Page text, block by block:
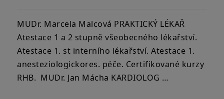
MUDr. Marcela Malcová PRAKTICKÝ LÉKAŘ
Atestace 1 a 2 stupně všeobecného lékařství.
Atestace 1. st interního lékařství. Atestace 1.
anesteziologickores. péče. Certifikované kurzy
RHB. MUDr. Jan Mácha KARDIOLOG …